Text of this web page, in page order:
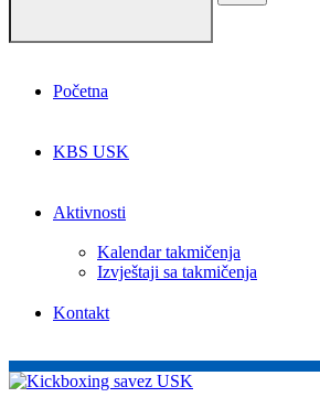
Početna
KBS USK
Aktivnosti
Kalendar takmičenja
Izvještaji sa takmičenja
Kontakt